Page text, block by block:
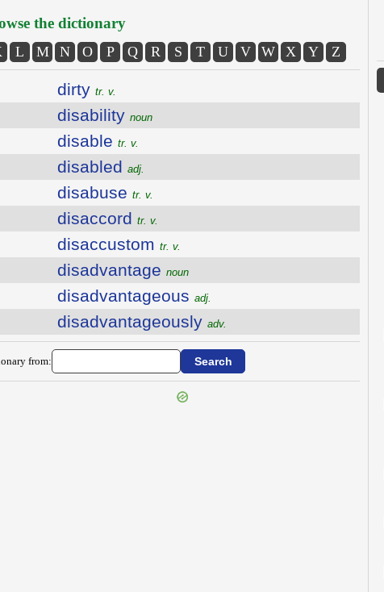
the dictionary
L M N O P Q R S T U V W X Y Z
dirty tr. v.
disability noun
disable tr. v.
disabled adj.
disabuse tr. v.
disaccord tr. v.
disaccustom tr. v.
disadvantage noun
disadvantageous adj.
disadvantageously adv.
from: